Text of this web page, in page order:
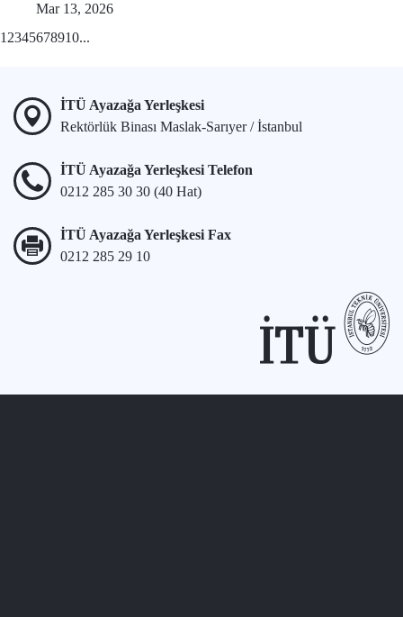
Mar 13, 2026
1 2345678910...
İTÜ Ayazağa Yerleşkesi
Rektörlük Binası Maslak-Sarıyer / İstanbul
İTÜ Ayazağa Yerleşkesi Telefon
0212 285 30 30 (40 Hat)
İTÜ Ayazağa Yerleşkesi Fax
0212 285 29 10